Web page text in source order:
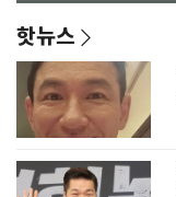
핫뉴스